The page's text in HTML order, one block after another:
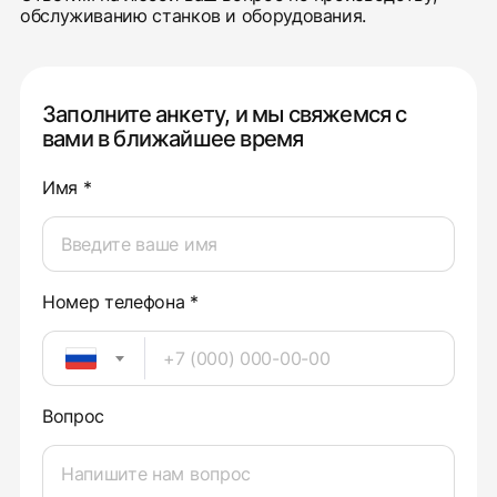
обслуживанию станков и оборудования.
Заполните анкету, и мы свяжемся с
вами в ближайшее время
Имя *
Номер телефона *
Вопрос